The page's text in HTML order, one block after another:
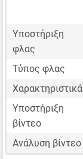
Υποστήριξη
φλας
Τύπος φλας
Χαρακτηριστικά
Υποστήριξη
βίντεο
Ανάλυση βίντεο